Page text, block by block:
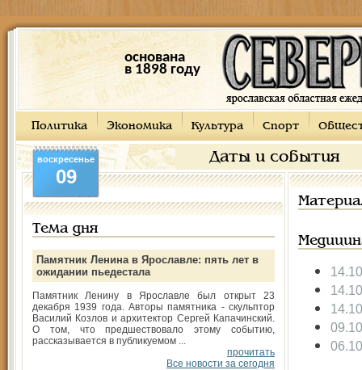
основана
в 1898 году
Политика Экономика Культура Спорт
Даты и события
воскресенье
09
Тема дня
Памятник Ленина в Ярославле: пять лет в
ожидании пьедестала
Памятник Ленину в Ярославле был открыт 23
декабря 1939 года. Авторы памятника - скульптор
Василий Козлов и архитектор Сергей Капачинский.
О том, что предшествовало этому событию,
рассказывается в публикуемом ...
прочитать
Все новости за сегодня